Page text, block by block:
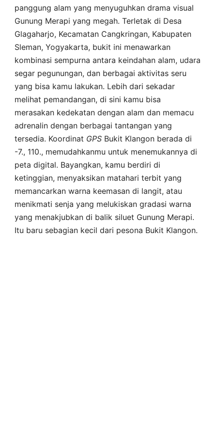
panggung alam yang menyuguhkan drama visual
Gunung Merapi yang megah. Terletak di Desa
Glagaharjo, Kecamatan Cangkringan, Kabupaten
Sleman, Yogyakarta, bukit ini menawarkan
kombinasi sempurna antara keindahan alam, udara
segar pegunungan, dan berbagai aktivitas seru
yang bisa kamu lakukan. Lebih dari sekadar
melihat pemandangan, di sini kamu bisa
merasakan kedekatan dengan alam dan memacu
adrenalin dengan berbagai tantangan yang
tersedia. Koordinat GPS Bukit Klangon berada di
-7., 110., memudahkanmu untuk menemukannya di
peta digital. Bayangkan, kamu berdiri di
ketinggian, menyaksikan matahari terbit yang
memancarkan warna keemasan di langit, atau
menikmati senja yang melukiskan gradasi warna
yang menakjubkan di balik siluet Gunung Merapi.
Itu baru sebagian kecil dari pesona Bukit Klangon.